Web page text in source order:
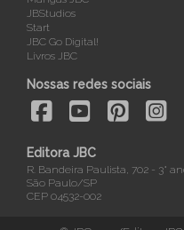
JBStudios
Start
JBC Go Digital!
Livros JBC
Nossas redes sociais
Editora JBC
R. Bandeira Paulista, 702 - 3°
São Paulo/SP
CEP 04532-002